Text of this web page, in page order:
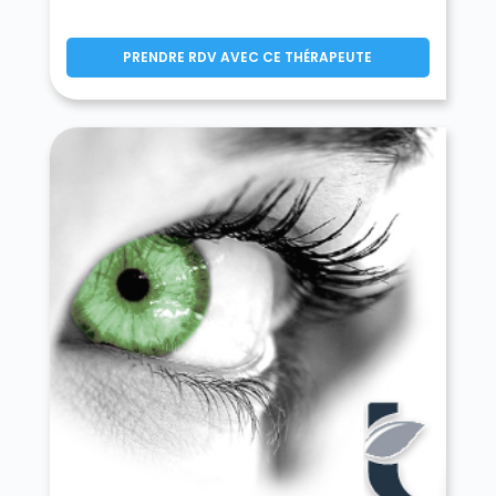
La Capelle-lès-Boulogne 62360
Capelle-lès-Hesdin 62140
Carency 62144
Carly 62830
Carvin 62220
La Cauchie 62158
Cauchy-à-la-Tour 62260
Caucourt 62150
Cavron-Saint-Martin 62140
Chelers 62127
Chériennes 62140
Chérisy 62128
Chocques 62920
Clairmarais 62500
Clenleu 62650
Clerques 62890
Cléty 62380
Colembert 62142
Colline-Beaumont 62180
La Comté 62150
Conchil-le-Temple 62180
Conchy-sur-Canche 62270
Condette 62360
Contes 62990
Conteville-en-Ternois 62130
Conteville-lès-Boulogne 62126
Coquelles 62231
Corbehem 62112
Couin 62760
PRENDRE RDV AVEC CE THÉRAPEUTE